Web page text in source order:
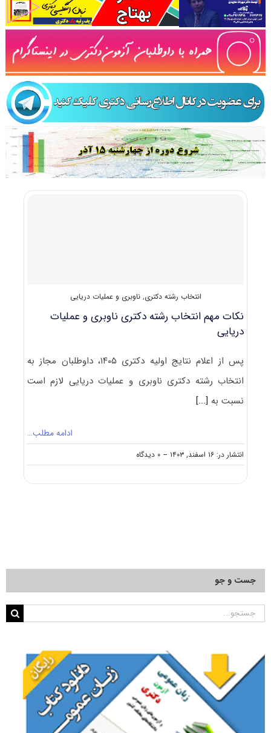
انتخاب رشته دکتری,ناوبری و عملیات دریایی
نکات مهم انتخاب رشته دکتری ناوبری و عملیات
دریایی
پس از اعلام نتایج اولیه دکتری ۱۴۰۵، داوطلبان مجاز به
انتخاب رشته دکتری ناوبری و عملیات دریایی لازم است
نسبت به [...]
ادامه مطلب…
انتشار در: ۱۶ اسفند, ۱۴۰۳ -- ۰ دیدگاه
on
نکات
جست و جو
جستجو